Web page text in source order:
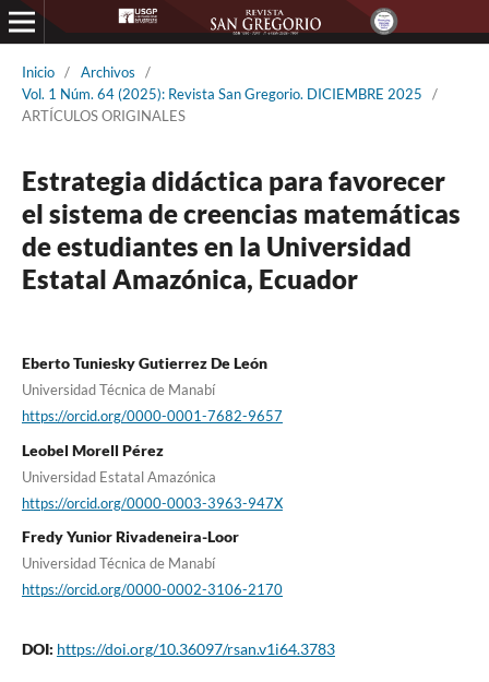
Inicio / Archivos
/
Vol. 1 Núm. 64 (2025): Revista San Gregorio. DICIEMBRE 2025
/
ARTÍCULOS ORIGINALES
Estrategia didáctica para favorecer
el sistema de creencias matemáticas
de estudiantes en la Universidad
Estatal Amazónica, Ecuador
Eberto Tuniesky Gutierrez De León
Universidad Técnica de Manabí
https://orcid.org/0000-0001-7682-9657
Leobel Morell Pérez
Universidad Estatal Amazónica
https://orcid.org/0000-0003-3963-947X
Fredy Yunior Rivadeneira-Loor
Universidad Técnica de Manabí
https://orcid.org/0000-0002-3106-2170
DOI: https://doi.org/10.36097/rsan.v1i64.3783